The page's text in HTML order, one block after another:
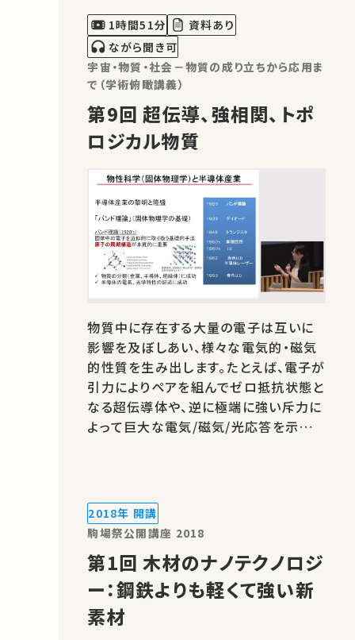
との関わりを紹介したい。第11回では、
ウォルフガング・パウリに「悪魔の創作
物…
1時間51分
資料あり
ながら聞き可
宇宙・物質・社会－物質の成り立ちから応用ま
で（学術俯瞰講義）
第9回 超伝導、強相関、トポ
ロジカル物質
物質中に存在する大量の電子は互いに
影響を及ぼしあい、様々な電気的・磁気
的性質を生み出します。たとえば、電子が
引力によりペアを組んでゼロ抵抗状態と
なる超伝導体や、逆に極端に強い斥力に
よって巨大な電気/磁気/光応答を示す強
になるような天然の不思議な性質を持つ
トポロジカル物質が発見され、盛んに研
2018年 開講
駒場祭公開講座 2018
第1回 木材のナノテクノロジ
ー：鋼鉄よりも軽くて強い新
素材